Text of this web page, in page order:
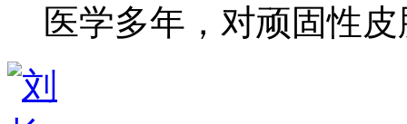
医学多年，对顽固性皮